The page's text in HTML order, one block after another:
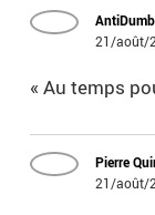
21/août/
« Au temps
Pierre
21/août/